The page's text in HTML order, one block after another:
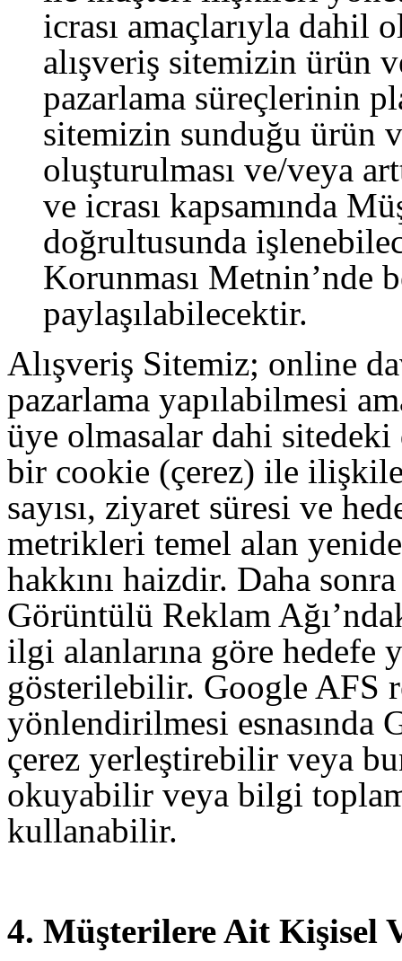
icrası amaçlarıyla dahil
alışveriş sitemizin ürün
pazarlama süreçlerinin
sitemizin sunduğu ürün
oluşturulması ve/veya
ve icrası kapsamında
doğrultusunda
Korunması Metnin’nde
paylaşılabilecektir.
Alışveriş Sitemiz; online
pazarlama yapılabilmesi
üye olmasalar dahi sitedeki
bir cookie (çerez) ile
sayısı, ziyaret süresi ve
metrikleri temel alan
hakkını haizdir. Daha
Görüntülü Reklam
ilgi alanlarına göre
gösterilebilir. Google AFS
yönlendirilmesi esnasında
çerez yerleştirebilir veya
okuyabilir veya bilgi
kullanabilir.
4. Müşterilere Ait Kişisel